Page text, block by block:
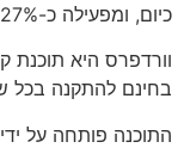
כיום, ומפעילה כ-27% מכלל האתרים.
וורדפרס היא תוכנת
בחינם להתקנה בכל
התוכנה פותחה על